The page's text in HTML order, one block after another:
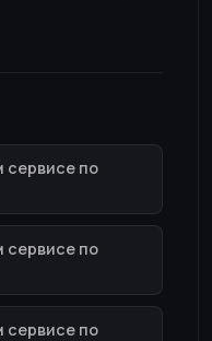
сервисе по
сервисе по
сервисе по